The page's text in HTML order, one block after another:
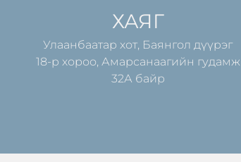
ХАЯГ
Улаанбаатар хот, Баянгол дүүрэг
18-р хороо, Амарсанаагийн гудамж
32А байр